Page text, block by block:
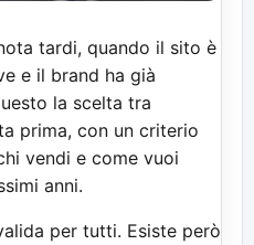
tardi, quando il sito è
e il brand ha già
la scelta tra
prima, con un criterio
vendi e come vuoi
anni.
per tutti. Esiste però